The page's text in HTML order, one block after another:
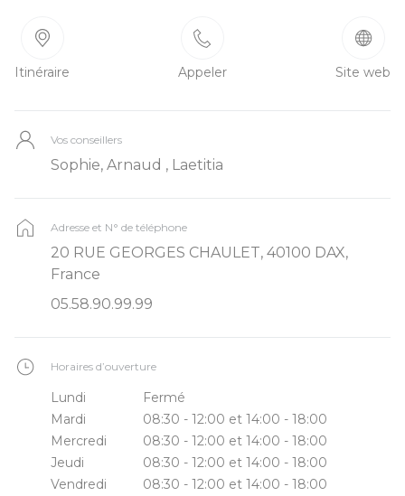
Itinéraire Appeler Site web
Vos conseillers
Sophie, Arnaud , Laetitia
Adresse et N° de téléphone
20 RUE GEORGES CHAULET, 40100 DAX,
France
05.58.90.99.99
Horaires d’ouverture
Lundi
Fermé
Mardi
08:30 - 12:00 et 14:00 - 18:00
Mercredi
08:30 - 12:00 et 14:00 - 18:00
Jeudi
08:30 - 12:00 et 14:00 - 18:00
Vendredi
08:30 - 12:00 et 14:00 - 18:00